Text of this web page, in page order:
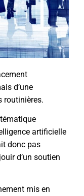
d’une
routinières.
artificielle
donc pas
d’un soutien
mis en